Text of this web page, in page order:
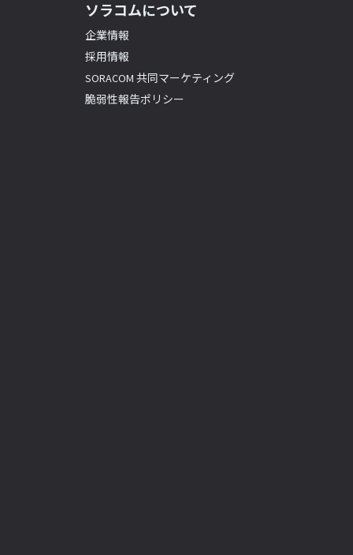
ソラコムについて
企業情報
採用情報
SORACOM 共同マーケティング
脆弱性報告ポリシー